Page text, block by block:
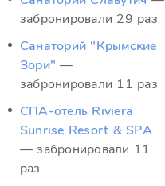
забронировали 29 раз
Санаторий "Крымские
Зори" —
забронировали 11 раз
СПА-отель Riviera
Sunrise Resort & SPА
— забронировали 11
раз